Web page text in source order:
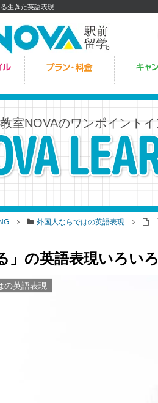
生きた英語表現
室NOVAのワンポイントイ
外国人ならではの英語表現
」の英語表現いろいろ
の英語表現